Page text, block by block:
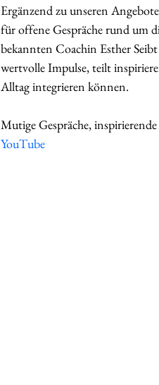
Ergänzend zu unseren
für offene Gespräche rund um
bekannten Coachin Esther
wertvolle Impulse, teilt
Alltag integrieren können.
Mutige Gespräche,
YouTube